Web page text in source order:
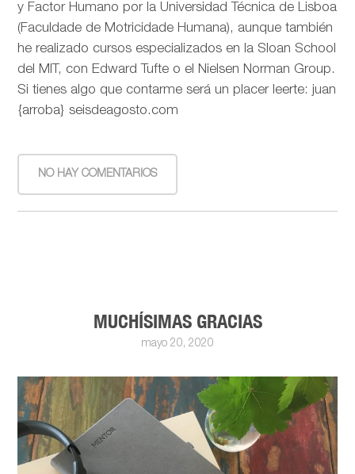
y Factor Humano por la Universidad Técnica de Lisboa
(Faculdade de Motricidade Humana), aunque también
he realizado cursos especializados en la Sloan School
del MIT, con Edward Tufte o el Nielsen Norman Group.
Si tienes algo que contarme será un placer leerte: juan
{arroba} seisdeagosto.com
NO HAY COMENTARIOS
MUCHÍSIMAS GRACIAS
mayo 20, 2020